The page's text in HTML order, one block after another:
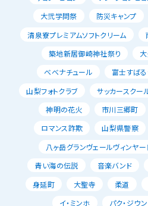
大弐学問祭
防災キャンプ
清泉寮プレミアムソフトクリーム
築地新居御崎神社祭り
べべナチュール
富士すばる
山梨フォトクラブ
サッカースクー
神明の花火
市川三郷町
ロマンス詐欺
山梨県警察
八ヶ岳グランヴェールヴィンヤー
青い海の伝説
音楽バンド
身延町
大聖寺 柔道
イ・ミンホ
パク・ジウン